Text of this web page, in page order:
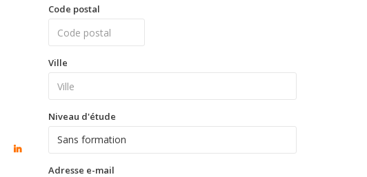
Code postal
Ville
Niveau d'étude
Adresse e-mail